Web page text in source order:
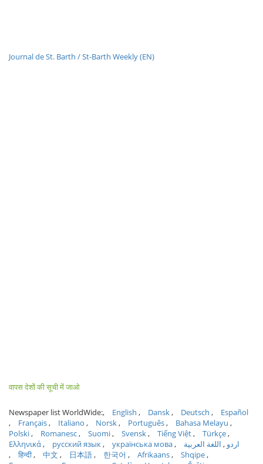
Journal de St. Barth / St-Barth Weekly (EN)
वापस देशों की सूची में जाओ
Newspaper list WorldWide: English Dansk Deutsch
Español
Français
Italiano Norsk Português
Bahasa Melayu
Polski
Romanesc Suomi Svensk Tiếng Việt
Türkçe
Ελληνικά
русский язык українська мова اردو
اللغة العربية
हिन्दी
中文 日本語 한국어 Afrikaans
Shqipe